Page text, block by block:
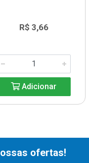
R$ 3,66
Adicionar
ofertas!